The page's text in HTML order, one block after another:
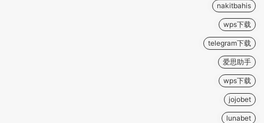
nakitbahis
wps下载
telegram下载
爱思助手
wps下载
jojobet
lunabet